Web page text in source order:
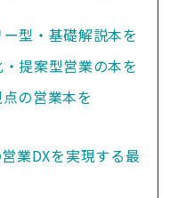
型・基礎解説本を
提案型営業の本を
の営業本を
業DXを実現する最